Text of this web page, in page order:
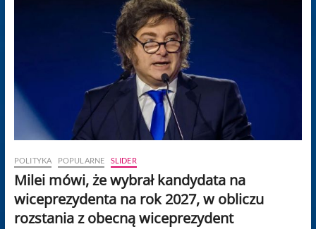
POLITYKA POPULARNE SLIDER
Milei mówi, że wybrał kandydata na
wiceprezydenta na rok 2027, w obliczu
rozstania z obecną wiceprezydent